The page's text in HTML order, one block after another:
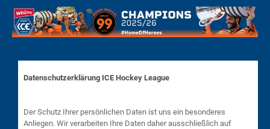
Datenschutzerklärung ICE Hockey League
Der Schutz Ihrer persönlichen Daten ist uns ein besonderes
Anliegen. Wir verarbeiten Ihre Daten daher ausschließlich auf